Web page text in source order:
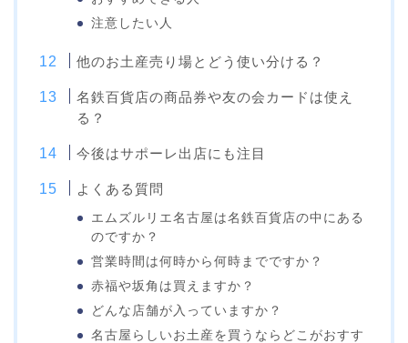
注意したい人
他のお土産売り場とどう使い分ける？
名鉄百貨店の商品券や友の会カードは使え
る？
今後はサポーレ出店にも注目
よくある質問
エムズルリエ名古屋は名鉄百貨店の中にある
のですか？
営業時間は何時から何時までですか？
赤福や坂角は買えますか？
どんな店舗が入っていますか？
名古屋らしいお土産を買うならどこがおすす